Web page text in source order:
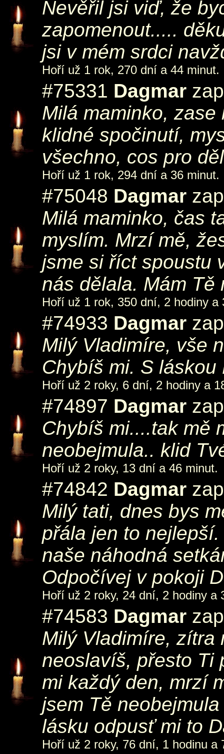
Nevěřil jsi viď, že
zapomenout.....
jsi v mém srdci
Hoří už 1 rok, 270 dní a 44 minut.
#75331 Dagmar
Milá maminko,
klidné spočinutí,
všechno, cos pro
Hoří už 1 rok, 294 dní a 36 minut.
#75048 Dagmar
Milá maminko, čas
myslím. Mrzí mě,
jsme si říct spoustu
nás dělala. Mám Tě
Hoří už 1 rok, 350 dní, 2 hodiny a
#74933 Dagmar
Milý Vladimíre, vše
Chybíš mi. S láskou
Hoří už 2 roky, 6 dní, 2 hodiny a
#74897 Dagmar
Chybíš mi....tak mě
neobejmula.. klid
Hoří už 2 roky, 13 dní a 46 minut.
#74842 Dagmar
Milý tati, dnes bys
přála jen to
naše náhodná
Odpočívej v pokoji
Hoří už 2 roky, 24 dní, 2 hodiny a
#74583 Dagmar
Milý Vladimíre, zítra
neoslavíš, přesto Ti
mi každý den, mrzí
jsem Tě
lásku odpusť mi to
Hoří už 2 roky, 76 dní, 1 hodinu a